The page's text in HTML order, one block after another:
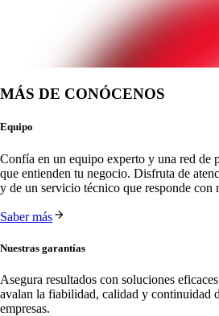
MÁS DE CONÓCENOS
Equipo
Confía en un equipo experto y una red de
que entienden tu negocio. Disfruta de
y de un servicio técnico que responde con
Saber más
Nuestras garantías
Asegura resultados con soluciones
avalan la fiabilidad, calidad y continuidad
empresas.